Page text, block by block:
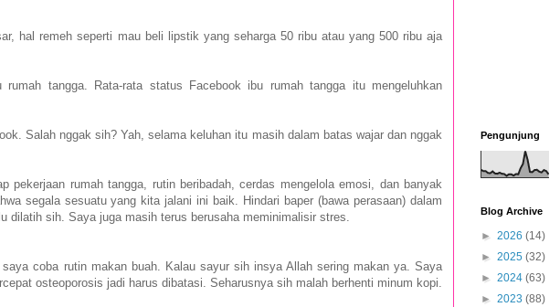
hal remeh seperti mau beli lipstik yang seharga 50 ribu atau yang 500 ribu aja
tangga. Rata-rata status Facebook ibu rumah tangga itu mengeluhkan
Salah nggak sih? Yah, selama keluhan itu masih dalam batas wajar dan nggak
pekerjaan rumah tangga, rutin beribadah, cerdas mengelola emosi, dan banyak
segala sesuatu yang kita jalani ini baik. Hindari baper (bawa perasaan) dalam
dilatih sih. Saya juga masih terus berusaha meminimalisir stres.
coba rutin makan buah. Kalau sayur sih insya Allah sering makan ya. Saya
osteoporosis jadi harus dibatasi. Seharusnya sih malah berhenti minum kopi.
Pengunjung
Blog Archive
► 2026 (14)
► 2025 (32)
► 2024 (63)
► 2023 (88)